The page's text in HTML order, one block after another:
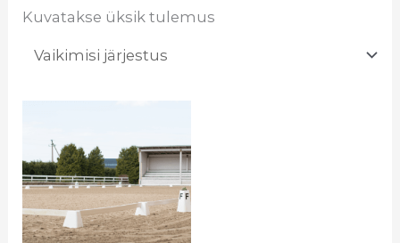
Kuvatakse üksik tulemus